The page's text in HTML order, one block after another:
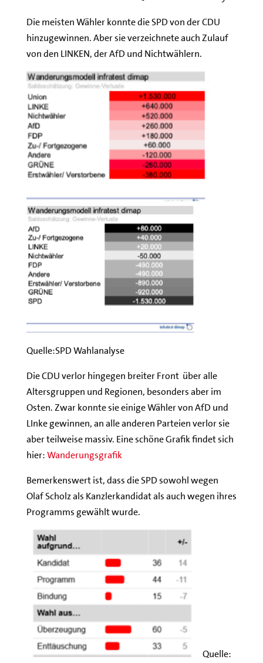
Die meisten Wähler konnte die SPD von der CDU
hinzugewinnen. Aber sie verzeichnete auch Zulauf
von den LINKEN, der AfD und Nichtwählern.
Quelle:SPD Wahlanalyse
Die CDU verlor hingegen breiter Front über alle
Altersgruppen und Regionen, besonders aber im
Osten. Zwar konnte sie einige Wähler von AfD und
LInke gewinnen, an alle anderen Parteien verlor sie
aber teilweise massiv. Eine schöne Grafik findet sich
hier:Wanderungsgrafik
Bemerkenswert ist, dass die SPD sowohl wegen
Olaf Scholz als Kanzlerkandidat als auch wegen ihres
Programms gewählt wurde.
Quelle: